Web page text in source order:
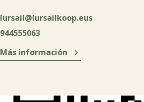
lursail@lursailkoop.eus
944555063
Más información
